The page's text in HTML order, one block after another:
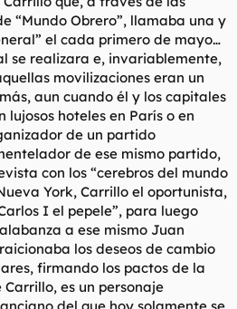
“Mundo Obrero”, llamaba una y
el cada primero de mayo…
se realizara e, invariablemente,
movilizaciones eran un
aun cuando él y los capitales
hoteles en París o en
de un partido
de ese mismo partido,
con los “cerebros del mundo
York, Carrillo el oportunista,
I el pepele”, para luego
a ese mismo Juan
los deseos de cambio
firmando los pactos de la
Carrillo, es un personaje
del que hoy solamente se